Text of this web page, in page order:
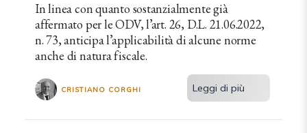
In linea con quanto sostanzialmente già
affermato per le ODV, l’art. 26, D.L. 21.06.2022,
n. 73, anticipa l’applicabilità di alcune norme
anche di natura fiscale.
CRISTIANO CORGHI Leggi di più